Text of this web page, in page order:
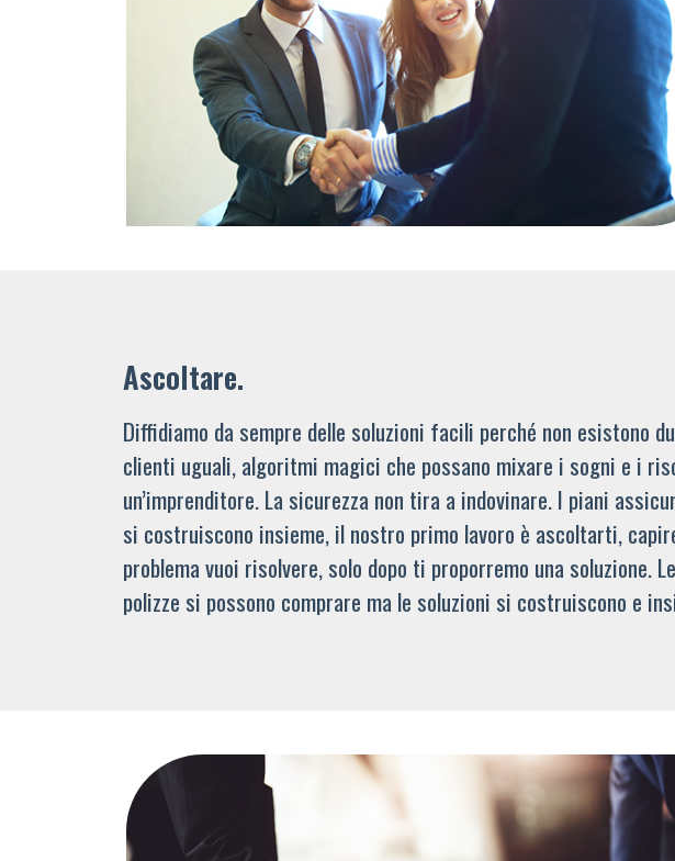
Ascoltare.
Diffidiamo da sempre delle soluzioni facili perché non esistono
clienti uguali, algoritmi magici che possano mixare i sogni e i
un’imprenditore. La sicurezza non tira a indovinare. I piani
si costruiscono insieme, il nostro primo lavoro è ascoltarti,
problema vuoi risolvere, solo dopo ti proporremo una soluzione. Le
polizze si possono comprare ma le soluzioni si costruiscono e